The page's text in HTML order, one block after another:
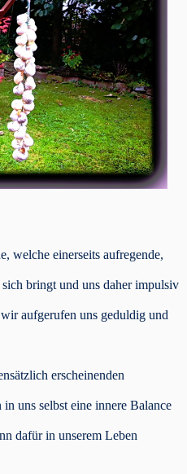
welche einerseits aufregende,
bringt und uns daher impulsiv
aufgerufen uns geduldig und
erscheinenden
uns selbst eine innere Balance
dafür in unserem Leben